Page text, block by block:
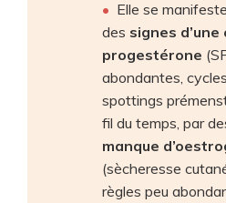
Elle se
des signes
progestérone
abondantes,
spottings
fil du temps, par
manque
(sècheresse
règles peu